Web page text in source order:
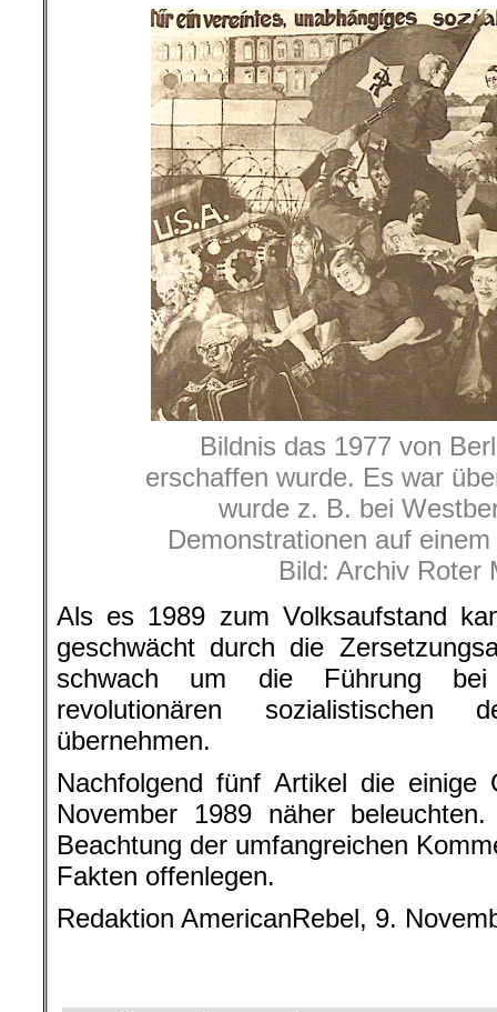
Bildnis das 1977 von
erschaffen wurde. Es war
wurde z. B. bei
Demonstrationen auf
Bild: Archiv Roter
Als es 1989 zum Volksaufstand
geschwächt durch die
schwach um die Führung
revolutionären sozialistischen
übernehmen.
Nachfolgend fünf Artikel die einige
November 1989 näher
Beachtung der umfangreichen
Fakten offenlegen.
Redaktion AmericanRebel, 9.